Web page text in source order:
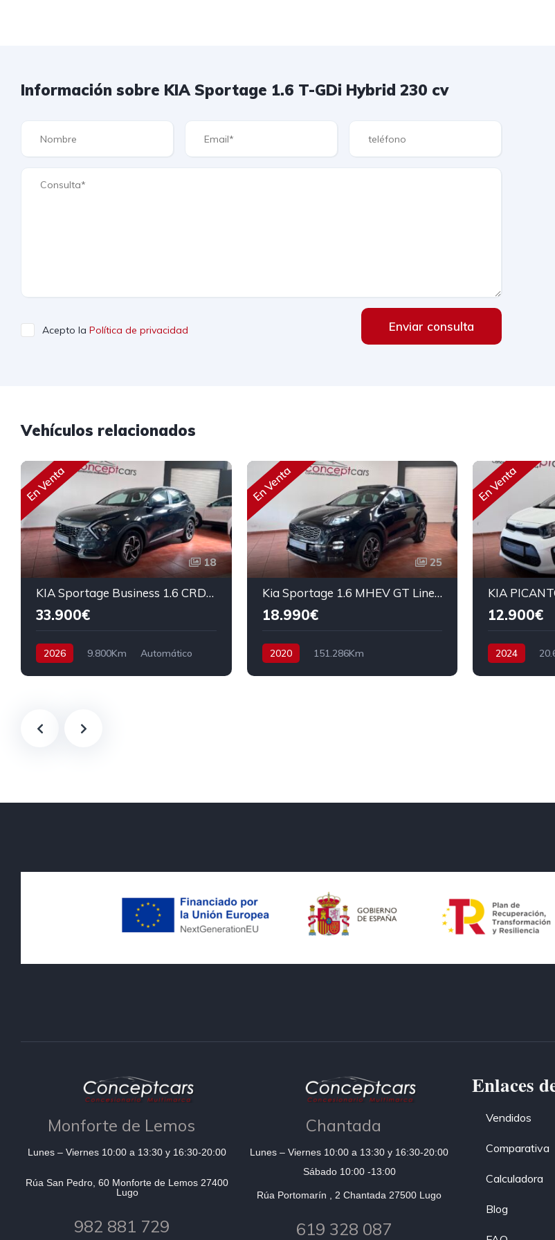
Información sobre KIA Sportage 1.6 T-GDi Hybrid 230 cv
Acepto la Política de privacidad Enviar consulta
Vehículos relacionados
En Venta
18
KIA Sportage Business 1.6 CRDi MHEV 136cv
33.900€
2026 9.800Km
Automático
En Venta
25
Kia Sportage 1.6 MHEV GT Line Essential 136cv
18.990€
2020
151.286Km
En Venta
12.900€
2024
Monforte de Lemos
Lunes – Viernes 10:00 a 13:30 y 16:30-20:00
Rúa San Pedro, 60 Monforte de Lemos 27400
Lugo
982 881 729
Chantada
Lunes – Viernes 10:00 a 13:30 y 16:30-20:00
Sábado 10:00 -13:00
Rúa Portomarín , 2 Chantada 27500 Lugo
619 328 087
Enlaces
Vendidos
Comparativa
Calculadora
Blog